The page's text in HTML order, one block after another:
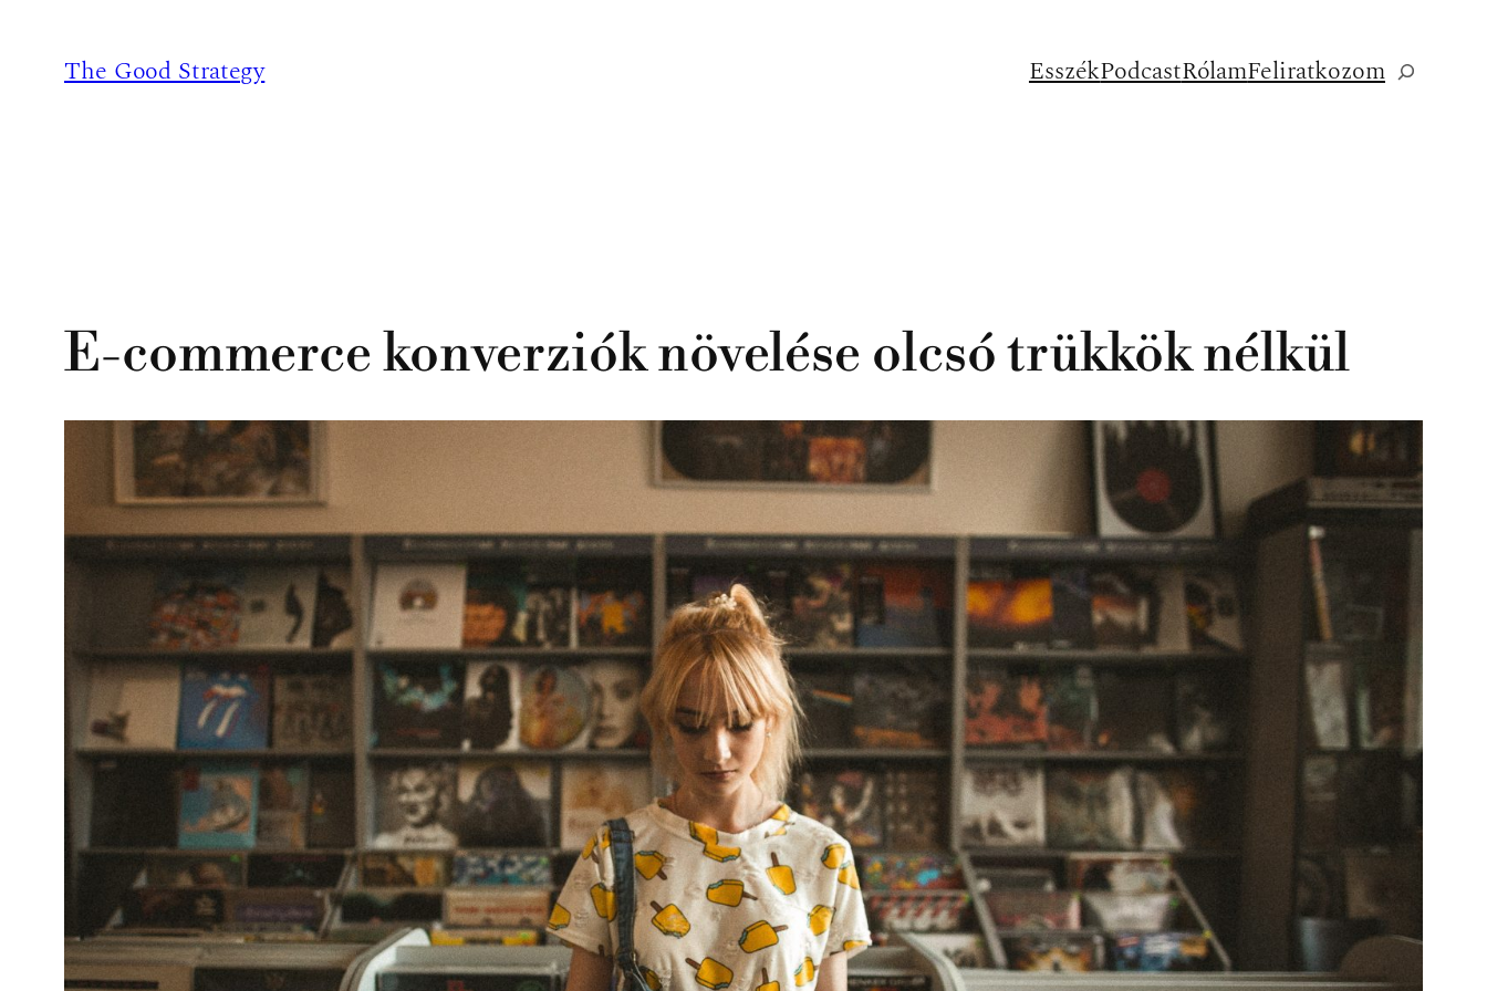
tartalomhoz
The Good Strategy EsszékPodcastRólamFeliratkozomKeresés
E-commerce konverziók növelése olcsó trükkök nélkül